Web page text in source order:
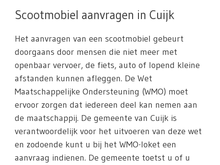
Scootmobiel aanvragen in Cuijk
Het aanvragen van een scootmobiel gebeurt
doorgaans door mensen die niet meer met
openbaar vervoer, de fiets, auto of lopend kleine
afstanden kunnen afleggen. De Wet
Maatschappelijke Ondersteuning (WMO) moet
ervoor zorgen dat iedereen deel kan nemen aan
de maatschappij. De gemeente van Cuijk is
verantwoordelijk voor het uitvoeren van deze wet
en zodoende kunt u bij het WMO-loket een
aanvraag indienen. De gemeente toetst u of u